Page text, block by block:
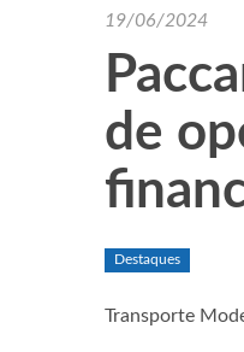
19/06/2024
de
Destaques
Transporte